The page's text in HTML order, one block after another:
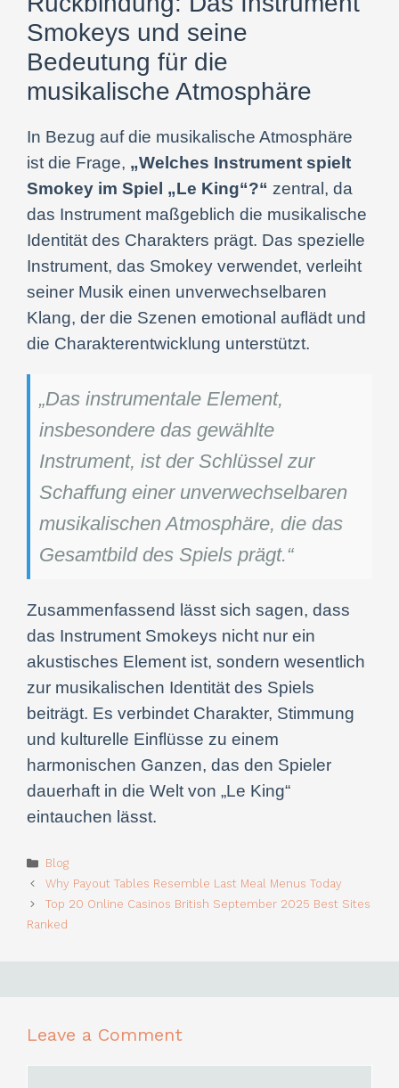
Smokeys und seine
Bedeutung für die
musikalische Atmosphäre
In Bezug auf die musikalische Atmosphäre
ist die Frage, „Welches Instrument spielt
Smokey im Spiel „Le King“?“ zentral, da
das Instrument maßgeblich die musikalische
Identität des Charakters prägt. Das spezielle
Instrument, das Smokey verwendet, verleiht
seiner Musik einen unverwechselbaren
Klang, der die Szenen emotional auflädt und
die Charakterentwicklung unterstützt.
„Das instrumentale Element,
insbesondere das gewählte
Instrument, ist der Schlüssel zur
Schaffung einer unverwechselbaren
musikalischen Atmosphäre, die das
Gesamtbild des Spiels prägt.“
Zusammenfassend lässt sich sagen, dass
das Instrument Smokeys nicht nur ein
akustisches Element ist, sondern wesentlich
zur musikalischen Identität des Spiels
beiträgt. Es verbindet Charakter, Stimmung
und kulturelle Einflüsse zu einem
harmonischen Ganzen, das den Spieler
dauerhaft in die Welt von „Le King“
eintauchen lässt.
Categories
Blog
Why Payout Tables Resemble Last Meal Menus Today
Top 20 Online Casinos British September 2025 Best Sites
Ranked
Leave a Comment